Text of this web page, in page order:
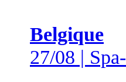
Belgique
27/08 |